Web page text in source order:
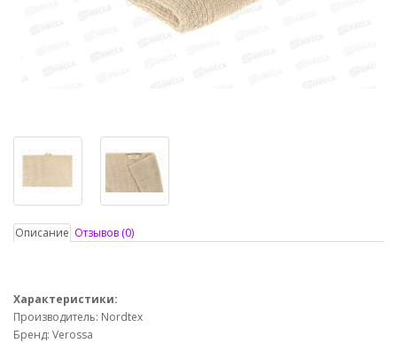
Описание Отзывов (0)
Характеристики:
Производитель: Nordtex
Бренд: Verossa